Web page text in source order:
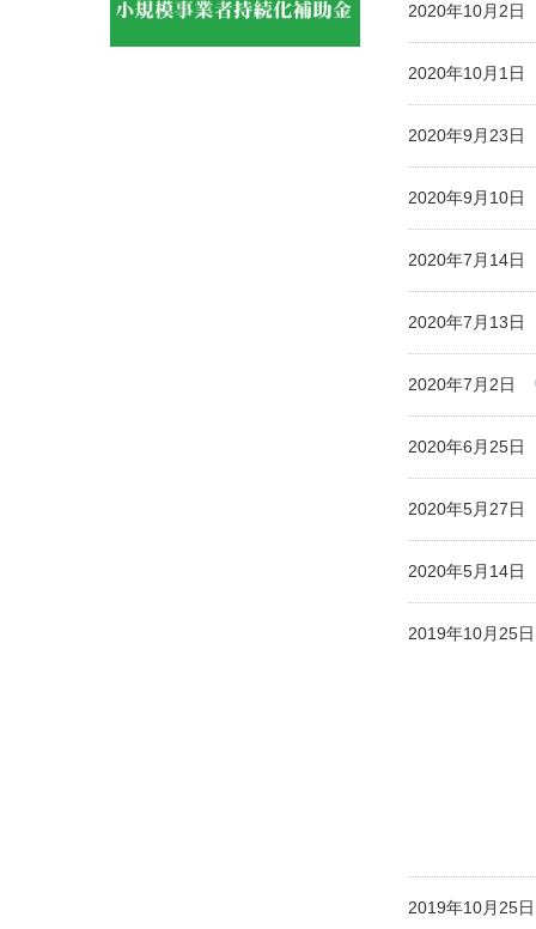
2020年10月2日
2020年10月1日
2020年9月23日
2020年9月10日
2020年7月14日
2020年7月13日
2020年7月2日
2020年6月25日
2020年5月27日
2020年5月14日
2019年10月25
2019年10月25